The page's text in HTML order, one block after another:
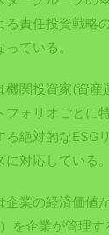
る責任投資戦略
ている。
機関投資家(資
フォリオごとに
る絶対的なESG
対応している。
企業の経済価値
を企業が管理